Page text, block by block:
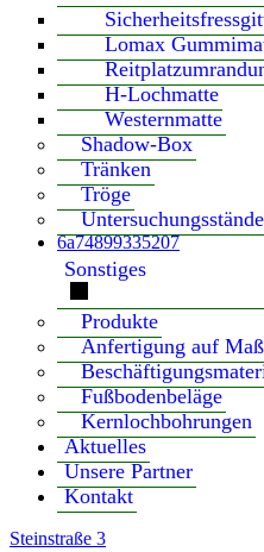
Lomax
H-Lochmatte
Westernmatte
Shadow-Box
Tränken
Tröge
Untersuchungsstände
6a74899335207
Sonstiges
Produkte
Anfertigung auf Maß
Fußbodenbeläge
Kernlochbohrungen
Aktuelles
Unsere Partner
Kontakt
Steinstraße 3